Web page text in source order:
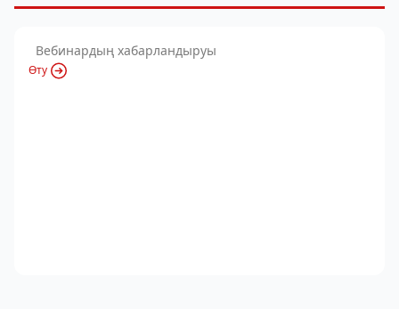
Вебинардың хабарландыруы
Өту